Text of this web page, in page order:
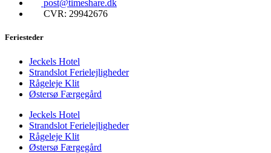
post@timeshare.dk
CVR: 29942676
Feriesteder
Jeckels Hotel
Strandslot Ferielejligheder
Rågeleje Klit
Østersø Færgegård
Jeckels Hotel
Strandslot Ferielejligheder
Rågeleje Klit
Østersø Færgegård